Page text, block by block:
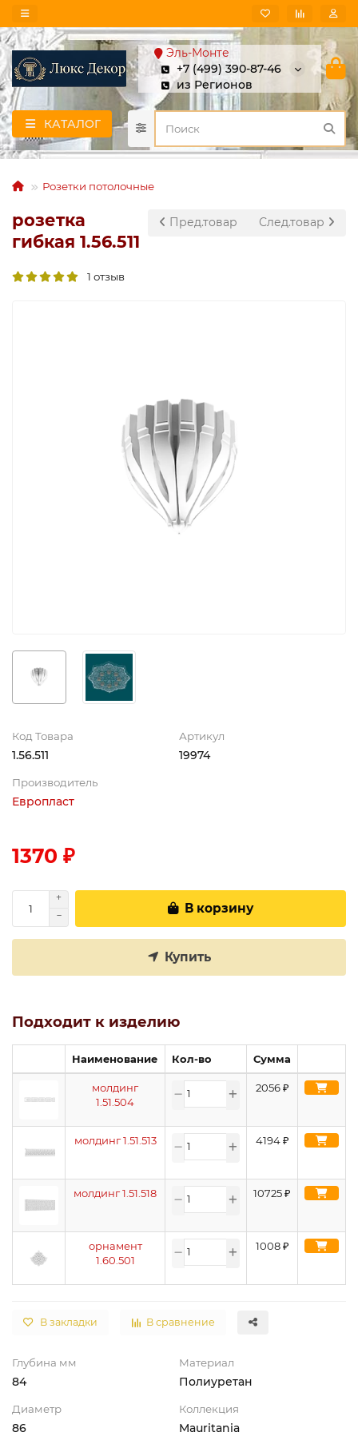
Эль-Монте
+7 (499) 390-87-46
из Регионов
КАТАЛОГ
Розетки потолочные
Пред.товар След.товар
розетка
гибкая 1.56.511
1 отзыв
Код Товара
1.56.511
Артикул
19974
Производитель
Европласт
1370 ₽
В корзину
Купить
Подходит к изделию
Наименование Кол-во Сумма
молдинг
1.51.504
2056₽
молдинг 1.51.513 4194₽
молдинг 1.51.518 10725₽
орнамент
1.60.501
1008₽
В закладки В сравнение
Глубина мм
84
Материал
Полиуретан
Диаметр
86
Коллекция
Mauritania